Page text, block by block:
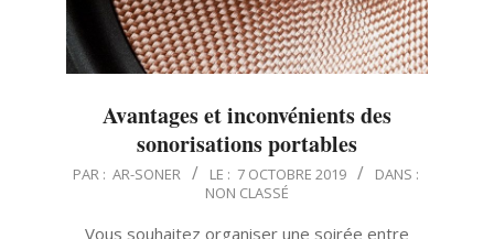
Avantages et inconvénients des
sonorisations portables
2019-
PAR : AR-SONER LE : 7 OCTOBRE 2019
DANS :
NON CLASSÉ
Vous souhaitez organiser une soirée entre